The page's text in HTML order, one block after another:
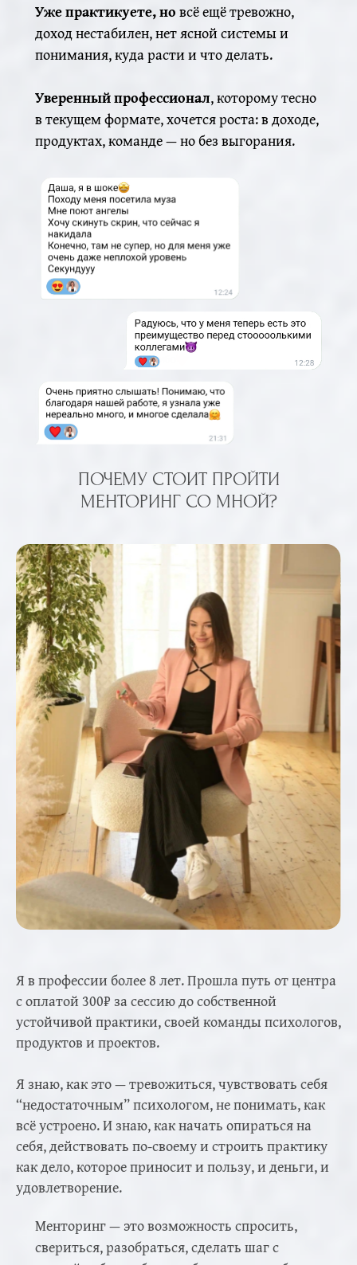
Уже практикуете, новсё ещё тревожно,
доход нестабилен, нет ясной системы и
понимания, куда расти и что делать.
Уверенный профессионал, которому тесно
в текущем формате, хочется роста: в доходе,
продуктах, команде — но без выгорания.
ПОЧЕМУ СТОИТ ПРОЙТИ
МЕНТОРИНГ СО МНОЙ?
Я в профессии более 8 лет. Прошла путь от центра
с оплатой 300₽ за сессию до собственной
устойчивой практики, своей команды психологов,
продуктов и проектов.
Я знаю, как это — тревожиться, чувствовать себя
“недостаточным” психологом, не понимать, как
всё устроено. И знаю, как начать опираться на
себя, действовать по-своему и строить практику
как дело, которое приносит и пользу, и деньги, и
удовлетворение.
Менторинг — это возможность спросить,
свериться, разобраться, сделать шаг с